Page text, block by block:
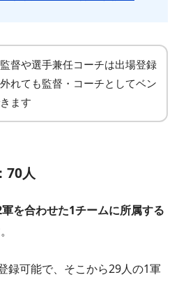
督や選手兼任コーチは出場登録
れても監督・コーチとしてベン
ます
70人
を合わせた1チームに所属する
録可能で、そこから29人の1軍